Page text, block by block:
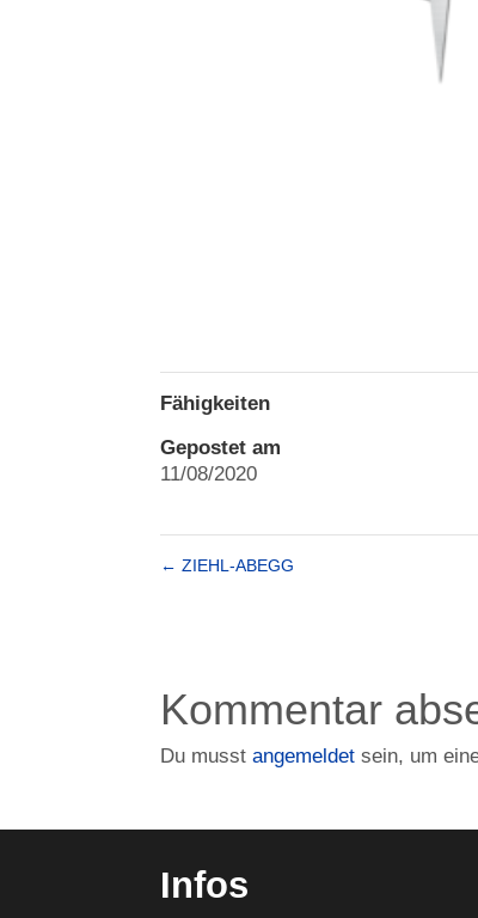
Fähigkeiten
Gepostet am
11/08/2020
← ZIEHL-ABEGG
Kommentar
Du musstangemeldet sein, um
Infos